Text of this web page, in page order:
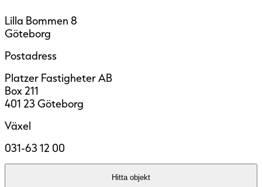
Lilla Bommen 8
Göteborg
Postadress
Platzer Fastigheter AB
Box 211
401 23 Göteborg
Växel
031-63 12 00
Hitta objekt